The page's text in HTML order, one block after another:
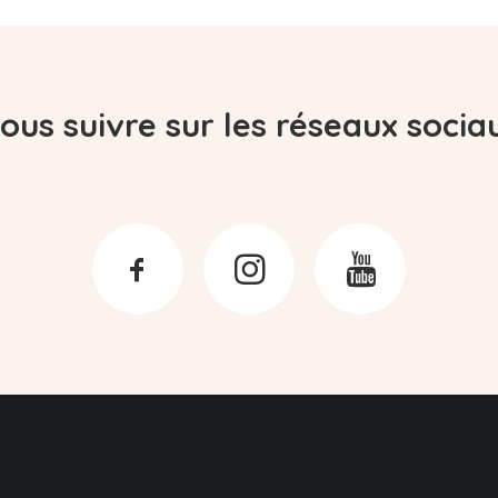
suivre sur les réseaux